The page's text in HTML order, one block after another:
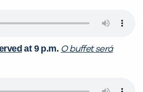
at 9 p.m. O buffet será